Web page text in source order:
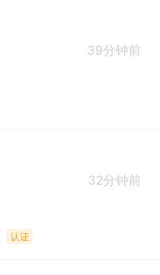
39分钟前
32分钟前
认证